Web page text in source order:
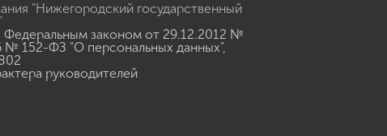
"Нижегородский государственный
Федеральным законом от 29.12.2012 №
№ 152-ФЗ "О персональных данных",
руководителей